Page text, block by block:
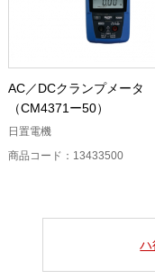
AC／DCクランプメータ
（CM4371ー50）
日置電機
商品コード：13433500
ハ